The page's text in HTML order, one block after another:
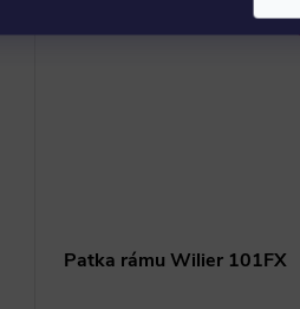
Patka rámu Wilier 101FX